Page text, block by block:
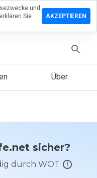
Über
sicher?
durch WOT
und
Sie
AKZEPTIEREN